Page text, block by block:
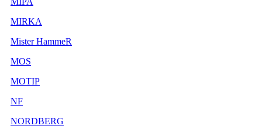
MIRKA
Mister HammeR
MOS
MOTIP
NF
NORDBERG